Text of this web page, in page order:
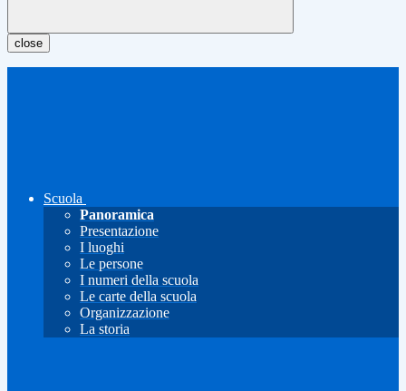
close
Scuola
Panoramica
Presentazione
I luoghi
Le persone
I numeri della scuola
Le carte della scuola
Organizzazione
La storia